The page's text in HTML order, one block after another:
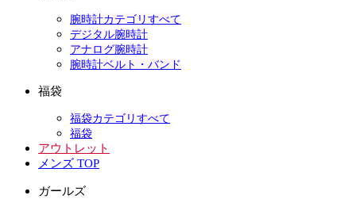
腕時計カテゴリすべて
デジタル腕時計
アナログ腕時計
腕時計ベルト・バンド
福袋
福袋カテゴリすべて
福袋
アウトレット
メンズ TOP
ガールズ